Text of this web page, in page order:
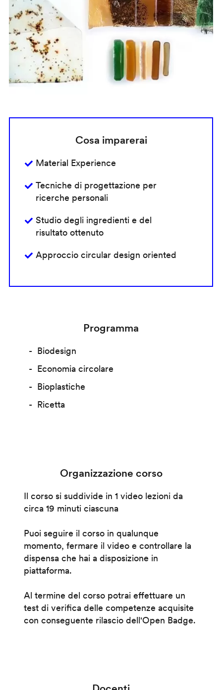
Cosa imparerai
Material Experience
Tecniche di progettazione per
ricerche personali
Studio degli ingredienti e del
risultato ottenuto
Approccio circular design oriented
Programma
Biodesign
Economia circolare
Bioplastiche
Ricetta
Organizzazione corso
Il corso si suddivide in 1 video lezioni da
circa 19 minuti ciascuna
Puoi seguire il corso in qualunque
momento, fermare il video e controllare la
dispensa che hai a disposizione in
piattaforma.
Al termine del corso potrai effettuare un
test di verifica delle competenze acquisite
con conseguente rilascio dell'Open Badge.